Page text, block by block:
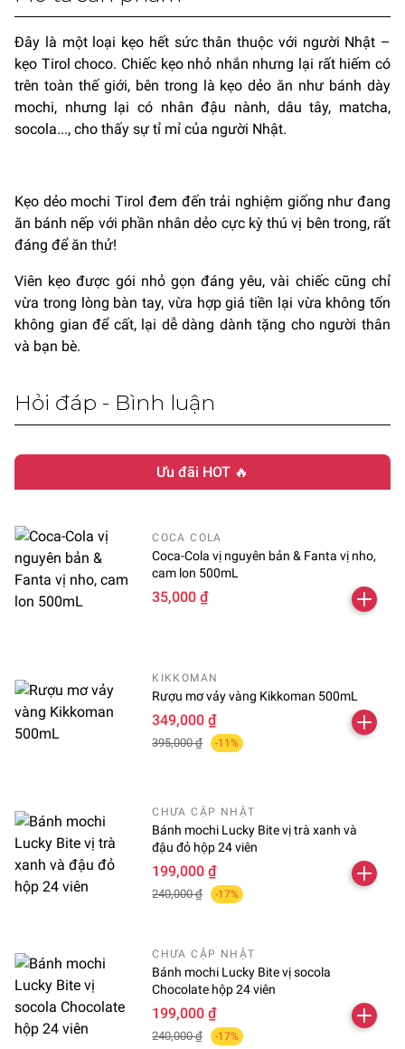
Đây là một loại kẹo hết sức thân thuộc với người Nhật –
kẹo Tirol choco. Chiếc kẹo nhỏ nhắn nhưng lại rất hiếm có
trên toàn thế giới, bên trong là kẹo dẻo ăn như bánh dày
mochi, nhưng lại có nhân đậu nành, dâu tây, matcha,
socola..., cho thấy sự tỉ mỉ của người Nhật.
Kẹo dẻo mochi Tirol đem đến trải nghiệm giống như đang
ăn bánh nếp với phần nhân dẻo cực kỳ thú vị bên trong, rất
đáng để ăn thử!
Viên kẹo được gói nhỏ gọn đáng yêu, vài chiếc cũng chỉ
vừa trong lòng bàn tay, vừa hợp giá tiền lại vừa không tốn
không gian để cất, lại dễ dàng dành tặng cho người thân
và bạn bè.
Hỏi đáp - Bình luận
Ưu đãi HOT 🔥
COCA COLA
Coca-Cola vị nguyên bản & Fanta vị nho,
cam lon 500mL
35,000 ₫
KIKKOMAN
Rượu mơ vảy vàng Kikkoman 500mL
349,000 ₫
395,000 ₫ -11%
CHƯA CẬP NHẬT
Bánh mochi Lucky Bite vị trà xanh và
đậu đỏ hộp 24 viên
199,000 ₫
240,000 ₫ -17%
CHƯA CẬP NHẬT
Bánh mochi Lucky Bite vị socola
Chocolate hộp 24 viên
199,000 ₫
240,000 ₫ -17%